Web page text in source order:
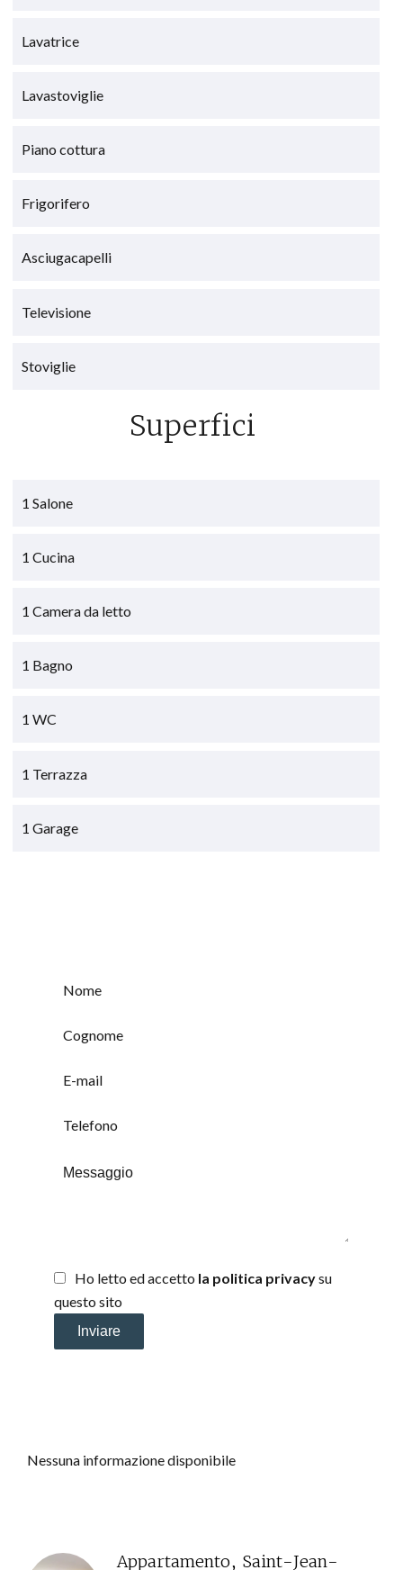
Lavatrice
Lavastoviglie
Piano cottura
Frigorifero
Asciugacapelli
Televisione
Stoviglie
Superfici
1 Salone
1 Cucina
1 Camera da letto
1 Bagno
1 WC
1 Terrazza
1 Garage
Ho letto ed accetto la politica privacysu
questo sito
Inviare
Nessuna informazione disponibile
Appartamento, Saint-Jean-